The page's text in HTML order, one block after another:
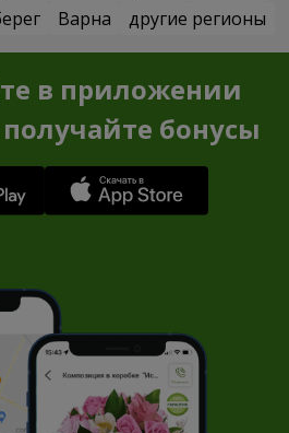
Варна другие регионы
в приложении
бонусы